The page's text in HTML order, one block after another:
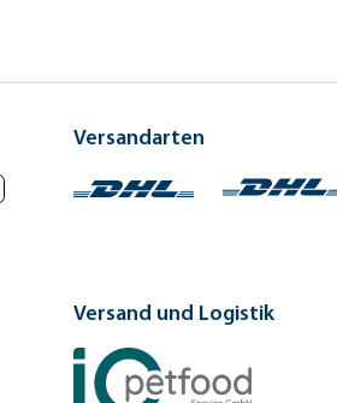
Versandarten
Versand und Logistik